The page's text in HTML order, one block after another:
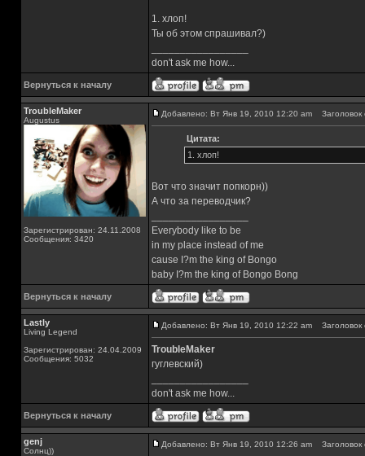
1. хлоп!
Ты об этом спрашивал?)
don't ask me how...
Вернуться к началу
TroubleMaker
Augustus
Зарегистрирован: 24.11.2008
Сообщения: 3420
Добавлено: Вт Янв 19, 2010 12:20 am Заголовок
Цитата:
1. хлоп!
Вот что значит попкорн))
А что за переводчик?
Everybody like to be
in my place instead of me
cause I?m the king of Bongo
baby I?m the king of Bongo Bong
Вернуться к началу
Lastly
Living Legend
Зарегистрирован: 24.04.2009
Сообщения: 5032
Добавлено: Вт Янв 19, 2010 12:22 am Заголовок
TroubleMaker
гуглевский)
don't ask me how...
Вернуться к началу
genj
Солнц))
Добавлено: Вт Янв 19, 2010 12:26 am Заголовок